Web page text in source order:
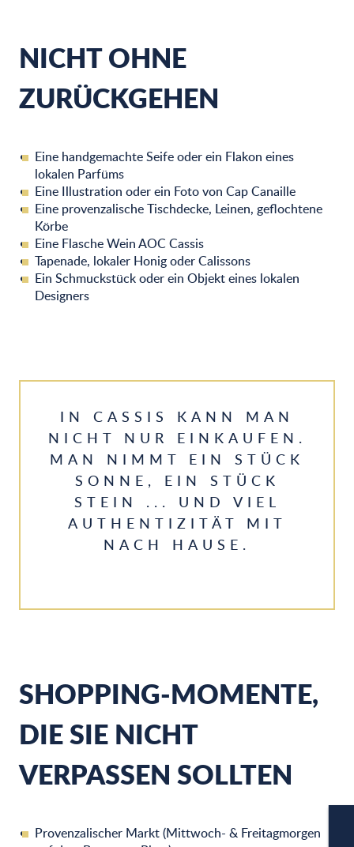
NICHT OHNE
ZURÜCKGEHEN
Eine handgemachte Seife oder ein Flakon eines
lokalen Parfüms
Eine Illustration oder ein Foto von Cap Canaille
Eine provenzalische Tischdecke, Leinen, geflochtene
Körbe
Eine Flasche Wein AOC Cassis
Tapenade, lokaler Honig oder Calissons
Ein Schmuckstück oder ein Objekt eines lokalen
Designers
IN CASSIS KANN MAN
NICHT NUR EINKAUFEN.
MAN NIMMT EIN STÜCK
SONNE, EIN STÜCK
STEIN ... UND VIEL
AUTHENTIZITÄT MIT
NACH HAUSE.
SHOPPING-MOMENTE,
DIE SIE NICHT
VERPASSEN SOLLTEN
Provenzalischer Markt (Mittwoch- & Freitagmorgen